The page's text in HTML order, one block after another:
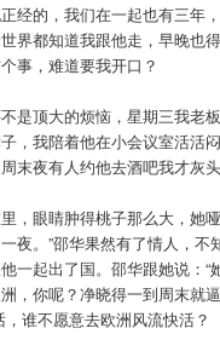
经的，我们在一起也有三年
界都知道我跟他走，早晚也
事，难道要我开口？
是顶大的烦恼，星期三我老
，我陪着他在小会议室活活
末夜有人约他去酒吧我才灰头
，眼睛肿得桃子那么大，她
夜。”邵华果然有了情人，不
一起出了国。邵华跟她说：“
，你呢？净晓得一到周末就
，谁不愿意去欧洲风流快活？